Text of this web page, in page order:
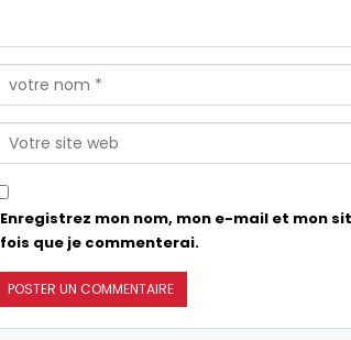
Enregistrez mon nom, mon e-mail et mon
fois que je commenterai.